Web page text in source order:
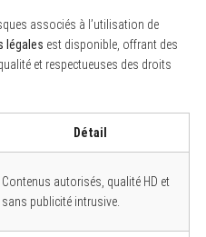
associés à l’utilisation de
légales est disponible, offrant des
et respectueuses des droits
Détail
Contenus autorisés, qualité HD et
sans publicité intrusive.